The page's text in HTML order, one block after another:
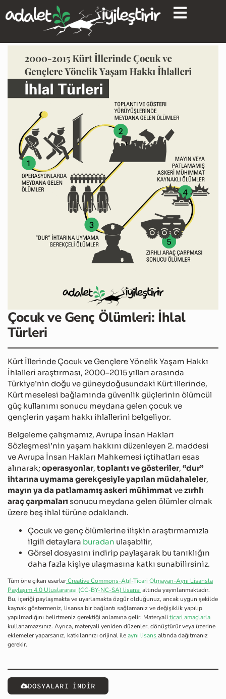
Çocuk ve Genç Ölümleri: İhlal
Türleri
Kürt İllerinde Çocuk ve Gençlere Yönelik Yaşam Hakkı
İhlalleri araştırması, 2000–2015 yılları arasında
Türkiye’nin doğu ve güneydoğusundaki Kürt illerinde,
Kürt meselesi bağlamında güvenlik güçlerinin ölümcül
güç kullanımı sonucu meydana gelen çocuk ve
gençlerin yaşam hakkı ihlallerini belgeliyor.
Belgeleme çalışmamız, Avrupa İnsan Hakları
Sözleşmesi’nin yaşam hakkını düzenleyen 2. maddesi
ve Avrupa İnsan Hakları Mahkemesi içtihatları esas
alınarak; operasyonlar, toplantı ve gösteriler, “dur”
ihtarına uymama gerekçesiyle yapılan müdahaleler,
mayın ya da patlamamış askeri mühimmat vezırhlı
araç çarpmaları sonucu meydana gelen ölümler olmak
üzere beş ihlal türüne odaklandı.
Çocuk ve genç ölümlerine ilişkin araştırmamızla
ilgili detaylara buradan ulaşabilir,
Görsel dosyasını indirip paylaşarak bu tanıklığın
daha fazla kişiye ulaşmasına katkı sunabilirsiniz.
Tüm öne çıkan eserlerCreative Commons-Atıf-Ticari Olmayan-Aynı Lisansla
Paylaşım 4.0 Uluslararası (CC-BY-NC-SA) lisansı altında yayınlanmaktadır.
Bu, içeriği paylaşmakta ve uyarlamakta özgür olduğunuz, ancak uygun şekilde
kaynak göstermeniz, lisansa bir bağlantı sağlamanız ve değişiklik yapılıp
yapılmadığını belirtmeniz gerektiği anlamına gelir. Materyali ticari amaçlarla
kullanamazsınız. Ayrıca, materyali yeniden düzenler, dönüştürür veya üzerine
eklemeler yaparsanız, katkılarınızı orijinal ileaynı lisansaltında dağıtmanız
gerekir.
DOSYALARI İNDİR